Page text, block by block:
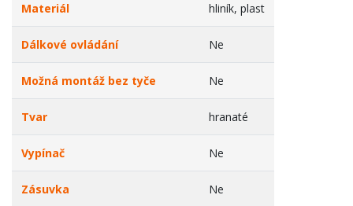
Materiál hliník, plast
Dálkové ovládání Ne
Možná montáž bez tyče Ne
Tvar hranaté
Vypínač Ne
Zásuvka Ne